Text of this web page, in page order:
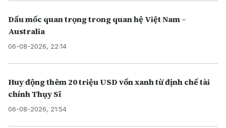
Dấu mốc quan trọng trong quan hệ Việt Nam –
Australia
06-08-2026, 22:14
Huy động thêm 20 triệu USD vốn xanh từ định chế tài
chính Thụy Sĩ
06-08-2026, 21:54